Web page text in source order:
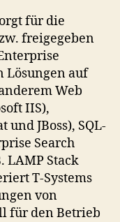
für die
freigegeben
Lösungen auf
Web
IIS),
JBoss), SQL-
Search
LAMP Stack
T-Systems
von
für den Betrieb